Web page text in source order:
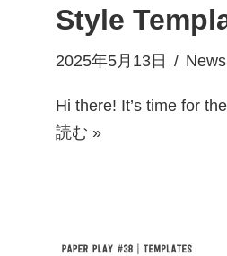
Style
2025年5月13日 News
Hi there! It’s time for
読む »